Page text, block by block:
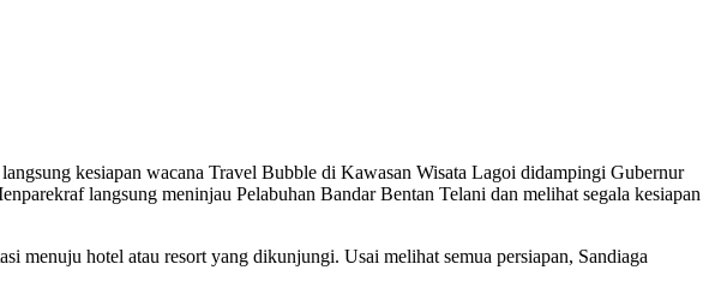
kesiapan wacana Travel Bubble di Kawasan Wisata Lagoi didampingi Gubernur
langsung meninjau Pelabuhan Bandar Bentan Telani dan melihat segala kesiapan
menuju hotel atau resort yang dikunjungi. Usai melihat semua persiapan, Sandiaga